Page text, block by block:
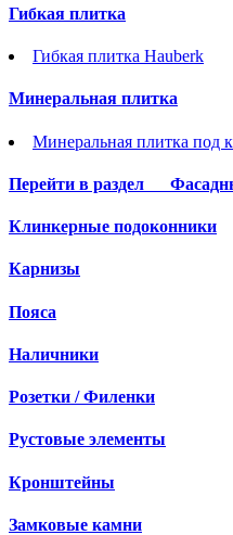
Гибкая плитка
Гибкая плитка Hauberk
Минеральная плитка
Минеральная плитка под
Перейти в раздел
Клинкерные подоконники
Карнизы
Пояса
Наличники
Розетки / Филенки
Рустовые элементы
Кронштейны
Замковые камни